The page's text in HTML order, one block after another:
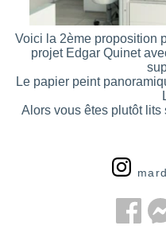
Voici la 2ème proposition
projet Edgar Quinet
Le papier peint
Alors vous êtes plutôt